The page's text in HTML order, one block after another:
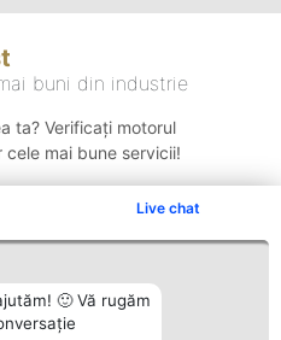
Live chat
🙂 Vă rugăm
buni din industrie
ta? Verificați motorul
mai bune servicii!